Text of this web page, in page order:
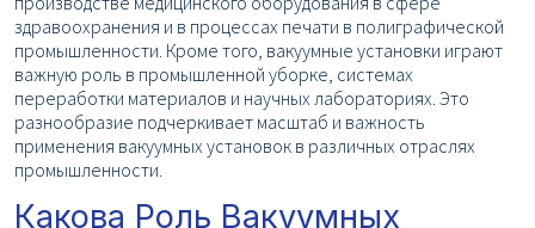
здравоохранения и в процессах печати в полиграфической
промышленности. Кроме того, вакуумные установки играют
важную роль в промышленной уборке, системах
переработки материалов и научных лабораториях. Это
разнообразие подчеркивает масштаб и важность
применения вакуумных установок в различных отраслях
промышленности.
Какова Роль Вакуумных